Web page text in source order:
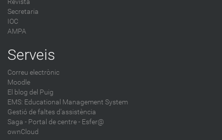
Secretaria
IOC
AMPA
Serveis
Correu electrònic
Moodle
El blog del Puig
EMS: Educational Management System
Gestió de faltes d'assistència
Saga - Portal de centre - Esfer@
ownCloud